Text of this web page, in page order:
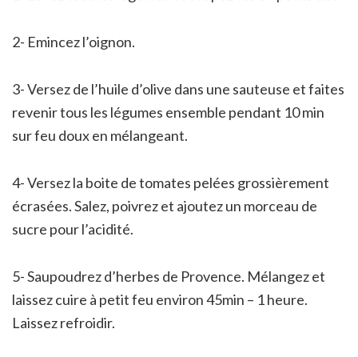
2- Emincez l’oignon.
3- Versez de l’huile d’olive dans une sauteuse et faites
revenir tous les légumes ensemble pendant 10 min
sur feu doux en mélangeant.
4- Versez la boite de tomates pelées grossièrement
écrasées. Salez, poivrez et ajoutez un morceau de
sucre pour l’acidité.
5- Saupoudrez d’herbes de Provence. Mélangez et
laissez cuire à petit feu environ 45min – 1 heure.
Laissez refroidir.